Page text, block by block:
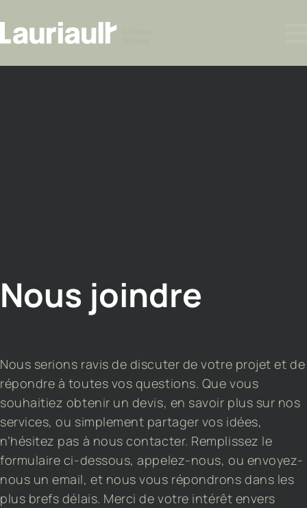
Nous joindre
Nous serions ravis de discuter de votre projet et de
répondre à toutes vos questions. Que vous
souhaitiez obtenir un devis, en savoir plus sur nos
services, ou simplement partager vos idées,
n’hésitez pas à nous contacter. Remplissez le
formulaire ci-dessous, appelez-nous, ou envoyez-
nous un email, et nous vous répondrons dans les
plus brefs délais. Merci de votre intérêt envers